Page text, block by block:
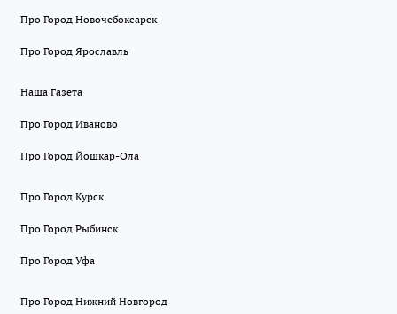
Про Город Новочебоксарск
Про Город Ярославль
Наша Газета
Про Город Иваново
Про Город Йошкар-Ола
Про Город Курск
Про Город Рыбинск
Про Город Уфа
Про Город Нижний Новгород